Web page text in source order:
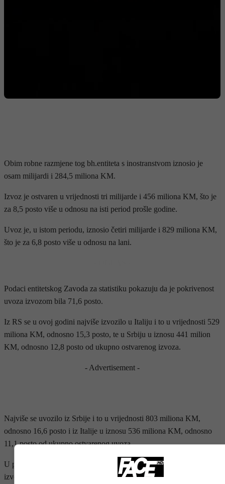
Obim robne razmjene tog bh.entiteta s inostranstvom iznosio je
osam milijardi i 284,5 miliona KM.
Izvoz je ostvaren u vrijednosti tri milijarde i 456 miliona KM, što je
za 8,5 posto više u odnosu na isti period prošle godine.
Uvoz je, u istom periodu, iznosio četiri milijarde i 829 miliona KM,
što je za 6,8 posto više u odnosu na lani.
Podaci entitetskog Zavoda za statistiku pokazuju da je pokrivenost
uvoza izvozom bila 71,6 posto.
Iz RS se u ovoj godini najviše izvozilo u Italiju i to u vrijednosti 529
miliona KM, odnosno 15,3 posto, te u Srbiju u iznosu 441 milion
KM, odnosno 12,8 posto od ukupno ostvarenog izvoza.
- Advertisement -
Najviše se uvozilo iz Srbije i to u vrijednosti 803 miliona KM,
odnosno 16,6 posto i iz Italije u iznosu 536 miliona KM, odnosno
11,1 posto od ukupno ostvarenog uvoza.
U periodu januar – novembar 2018. godine, najveće učešće u
izvozu iz RS ostvaruje električna energija sa 265 miliona KM, što